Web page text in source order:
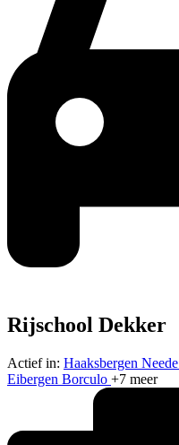
Rijschool Dekker
Actief in: Haaksbergen Neede
Eibergen Borculo +7 meer